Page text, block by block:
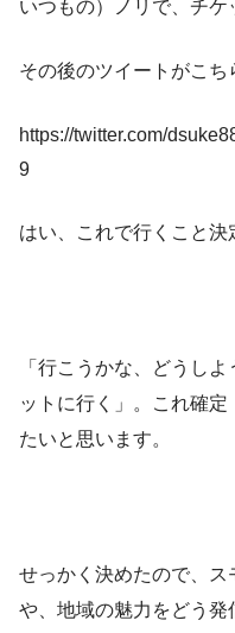
いつもの）ノリで、チケ
その後のツイートがこち
https://twitter.com/
9
はい、これで行くこと決
「行こうかな、どうし
ットに行く」。これ確
たいと思います。
せっかく決めたので、ス
や、地域の魅力をどう